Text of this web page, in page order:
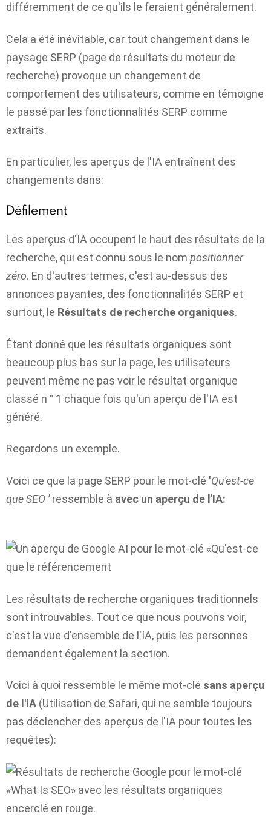
différemment de ce qu'ils le feraient généralement.
Cela a été inévitable, car tout changement dans le
paysage SERP (page de résultats du moteur de
recherche) provoque un changement de
comportement des utilisateurs, comme en témoigne
le passé par les fonctionnalités SERP comme
extraits.
En particulier, les aperçus de l'IA entraînent des
changements dans:
Défilement
Les aperçus d'IA occupent le haut des résultats de la
recherche, qui est connu sous le nom positionner
zéro. En d'autres termes, c'est au-dessus des
annonces payantes, des fonctionnalités SERP et
surtout, le Résultats de recherche organiques.
Étant donné que les résultats organiques sont
beaucoup plus bas sur la page, les utilisateurs
peuvent même ne pas voir le résultat organique
classé n ° 1 chaque fois qu'un aperçu de l'IA est
généré.
Regardons un exemple.
Voici ce que la page SERP pour le mot-clé 'Qu'est-ce
que SEO 'ressemble à avec un aperçu de l'IA:
Les résultats de recherche organiques traditionnels
sont introuvables. Tout ce que nous pouvons voir,
c'est la vue d'ensemble de l'IA, puis les personnes
demandent également la section.
Voici à quoi ressemble le même mot-clé sans aperçu
de l'IA (Utilisation de Safari, qui ne semble toujours
pas déclencher des aperçus de l'IA pour toutes les
requêtes):